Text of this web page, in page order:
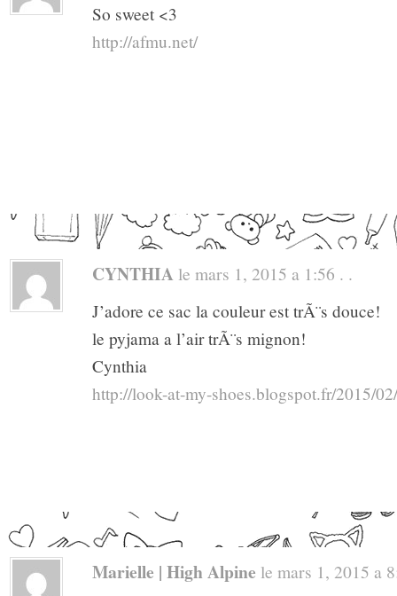
So sweet <3
http://afmu.net/
CYNTHIA le mars 1, 2015 a 1:56 . .
J’adore ce sac la couleur est trÃ¨s douce!
le pyjama a l’air trÃ¨s mignon!
Cynthia
http://look-at-my-shoes.blogspot.fr/2015/
Marielle | High Alpine le mars 1, 2015 a